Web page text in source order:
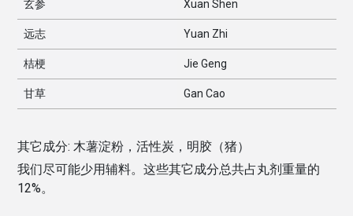
玄参 Xuan Shen
远志 Yuan Zhi
桔梗 Jie Geng
甘草 Gan Cao
其它成分: 木薯淀粉，活性炭，明胶（猪）
我们尽可能少用辅料。这些其它成分总共占丸剂重量的
12%。